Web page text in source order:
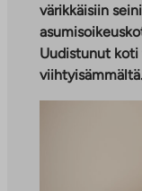
värikkäisiin
Uudistunut
viihtyisämmältä.